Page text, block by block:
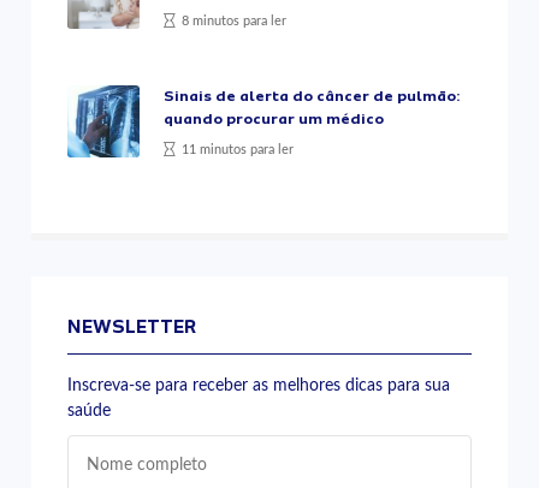
8 minutos para ler
Sinais de alerta do câncer de pulmão:
quando procurar um médico
11 minutos para ler
NEWSLETTER
Inscreva-se para receber as melhores dicas para sua
saúde